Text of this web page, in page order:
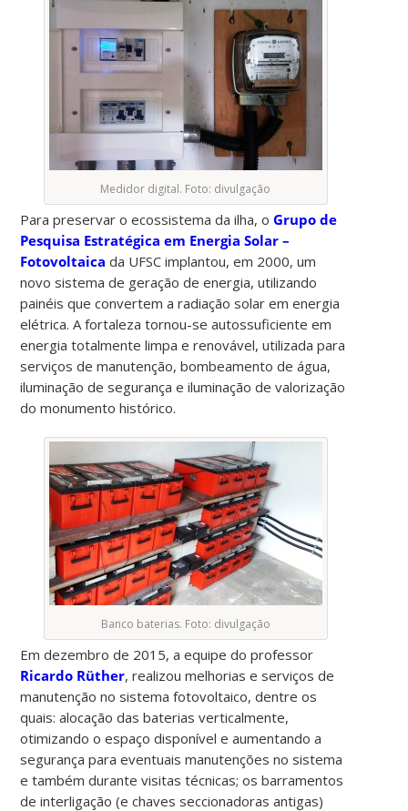
Medidor digital. Foto: divulgação
Para preservar o ecossistema da ilha, oGrupo de
Pesquisa Estratégica em Energia Solar –
Fotovoltaica da UFSC implantou, em 2000, um
novo sistema de geração de energia, utilizando
painéis que convertem a radiação solar em energia
elétrica. A fortaleza tornou-se autossuficiente em
energia totalmente limpa e renovável, utilizada para
serviços de manutenção, bombeamento de água,
iluminação de segurança e iluminação de valorização
do monumento histórico.
Banco baterias. Foto: divulgação
Em dezembro de 2015, a equipe do professor
Ricardo Rüther, realizou melhorias e serviços de
manutenção no sistema fotovoltaico, dentre os
quais: alocação das baterias verticalmente,
otimizando o espaço disponível e aumentando a
segurança para eventuais manutenções no sistema
e também durante visitas técnicas; os barramentos
de interligação (e chaves seccionadoras antigas)